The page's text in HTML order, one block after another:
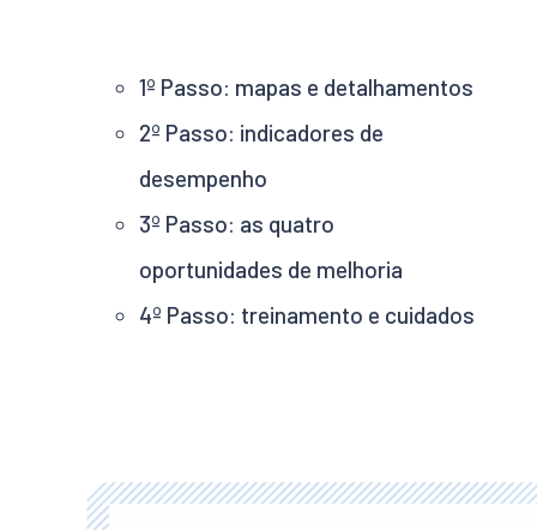
1º Passo: mapas e detalhamentos
2º Passo: indicadores de
desempenho
3º Passo: as quatro
oportunidades de melhoria
4º Passo: treinamento e cuidados